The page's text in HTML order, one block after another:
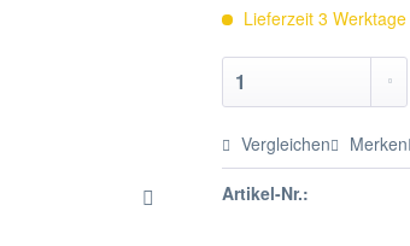
Lieferzeit 3 Werktage
Vergleichen Merken
Artikel-Nr.: